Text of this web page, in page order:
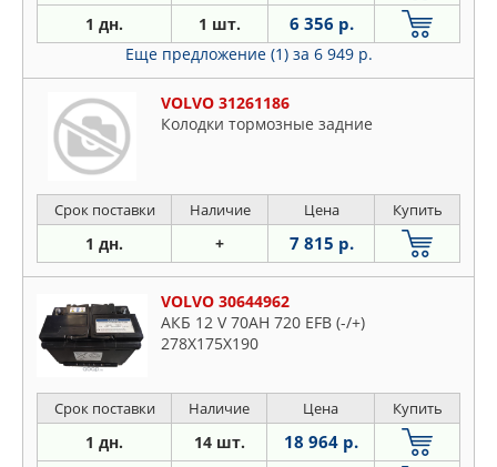
1 дн. 1 шт. 6 356 р.
Еще предложение (1) за 6 949 р.
VOLVO 31261186
Колодки тормозные задние
Срок поставки Наличие Цена Купить
1 дн. + 7 815 р.
VOLVO 30644962
АКБ 12 V 70AH 720 EFB (-/+)
278Х175Х190
Срок поставки Наличие Цена Купить
1 дн. 14 шт. 18 964 р.